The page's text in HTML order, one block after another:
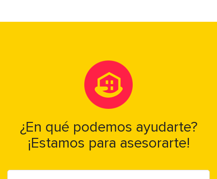
¿En qué podemos ayudarte?
¡Estamos para asesorarte!